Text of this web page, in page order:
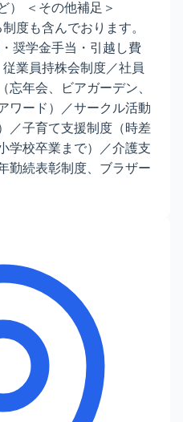
） ＜その他補足＞
度も含んでおります。
奨学金手当・引越し費
業員持株会制度／社員
忘年会、ビアガーデン、
ワード）／サークル活動
／子育て支援制度（時差
学校卒業まで）／介護支
勤続表彰制度、ブラザー